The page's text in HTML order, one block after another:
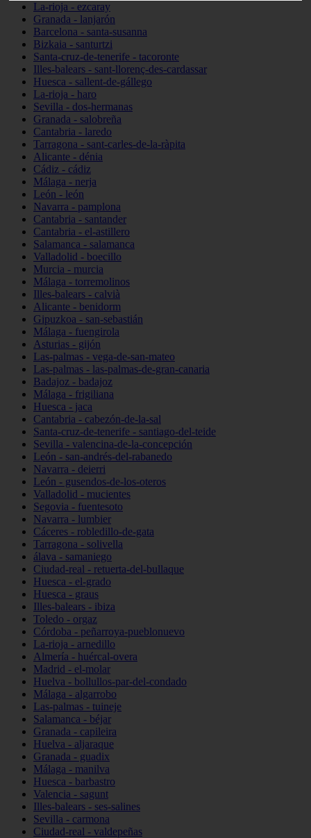
La-rioja - ezcaray
Granada - lanjarón
Barcelona - santa-susanna
Bizkaia - santurtzi
Santa-cruz-de-tenerife - tacoronte
Illes-balears - sant-llorenç-des-cardassar
Huesca - sallent-de-gállego
La-rioja - haro
Sevilla - dos-hermanas
Granada - salobreña
Cantabria - laredo
Tarragona - sant-carles-de-la-ràpita
Alicante - dénia
Cádiz - cádiz
Málaga - nerja
León - león
Navarra - pamplona
Cantabria - santander
Cantabria - el-astillero
Salamanca - salamanca
Valladolid - boecillo
Murcia - murcia
Málaga - torremolinos
Illes-balears - calvià
Alicante - benidorm
Gipuzkoa - san-sebastián
Málaga - fuengirola
Asturias - gijón
Las-palmas - vega-de-san-mateo
Las-palmas - las-palmas-de-gran-canaria
Badajoz - badajoz
Málaga - frigiliana
Huesca - jaca
Cantabria - cabezón-de-la-sal
Santa-cruz-de-tenerife - santiago-del-teide
Sevilla - valencina-de-la-concepción
León - san-andrés-del-rabanedo
Navarra - deierri
León - gusendos-de-los-oteros
Valladolid - mucientes
Segovia - fuentesoto
Navarra - lumbier
Cáceres - robledillo-de-gata
Tarragona - solivella
álava - samaniego
Ciudad-real - retuerta-del-bullaque
Huesca - el-grado
Huesca - graus
Illes-balears - ibiza
Toledo - orgaz
Córdoba - peñarroya-pueblonuevo
La-rioja - arnedillo
Almería - huércal-overa
Madrid - el-molar
Huelva - bollullos-par-del-condado
Málaga - algarrobo
Las-palmas - tuineje
Salamanca - béjar
Granada - capileira
Huelva - aljaraque
Granada - guadix
Málaga - manilva
Huesca - barbastro
Valencia - sagunt
Illes-balears - ses-salines
Sevilla - carmona
Ciudad-real - valdepeñas